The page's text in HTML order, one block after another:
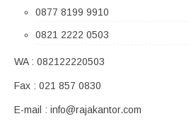
0877 8199 9910
0821 2222 0503
WA : 082122220503
Fax : 021 857 0830
E-mail : info@rajakantor.com